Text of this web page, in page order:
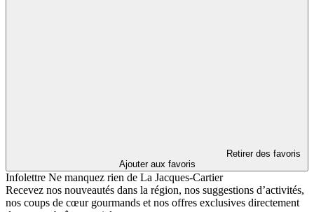
Retirer des favoris
Ajouter aux favoris
Infolettre Ne manquez rien de La Jacques-Cartier
Recevez nos nouveautés dans la région, nos suggestions d’activités,
nos coups de cœur gourmands et nos offres exclusives directement